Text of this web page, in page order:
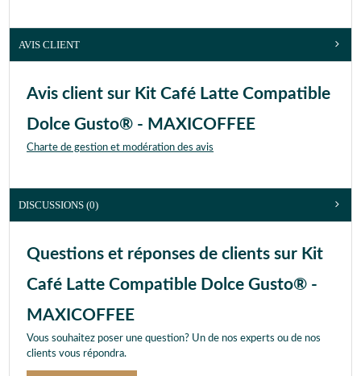
AVIS CLIENT
Avis client sur Kit Café Latte Compatible
Dolce Gusto® - MAXICOFFEE
Charte de gestion et modération des avis
DISCUSSIONS (0)
Questions et réponses de clients sur Kit
Café Latte Compatible Dolce Gusto® -
MAXICOFFEE
Vous souhaitez poser une question? Un de nos experts ou de nos
clients vous répondra.